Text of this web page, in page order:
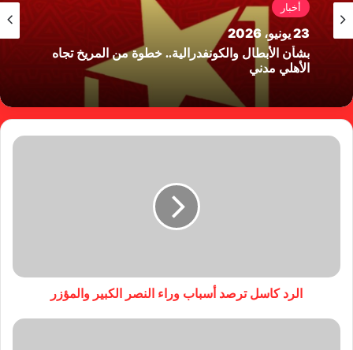
أخبار
23 يونيو، 2026
بشأن الأبطال والكونفدرالية.. خطوة من المريخ تجاه
الأهلي مدني
الرد كاسل ترصد أسباب وراء النصر الكبير والمؤزر